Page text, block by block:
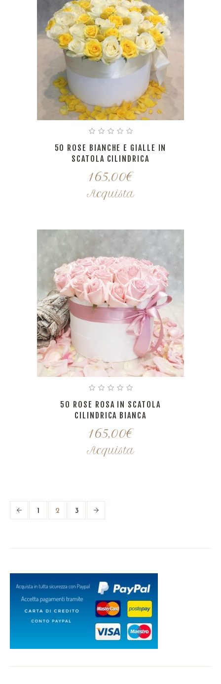
50 ROSE BIANCHE E GIALLE IN
SCATOLA CILINDRICA
165,00€
Acquista
50 ROSE ROSA IN SCATOLA
CILINDRICA BIANCA
165,00€
Acquista
1 2 3